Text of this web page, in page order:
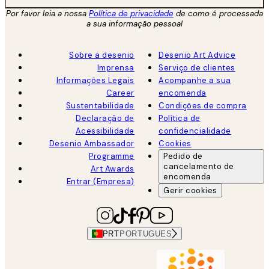
Por favor leia a nossa Política de privacidade de como é processada
a sua informação pessoal
Sobre a desenio
Imprensa
Informações Legais
Career
Sustentabilidade
Declaração de
Acessibilidade
Desenio Ambassador
Programme
Art Awards
Entrar (Empresa)
Desenio Art Advice
Serviço de clientes
Acompanhe a sua
encomenda
Condições de compra
Política de
confidencialidade
Cookies
Pedido de
cancelamento de
encomenda
Gerir cookies
PRT PORTUGUES